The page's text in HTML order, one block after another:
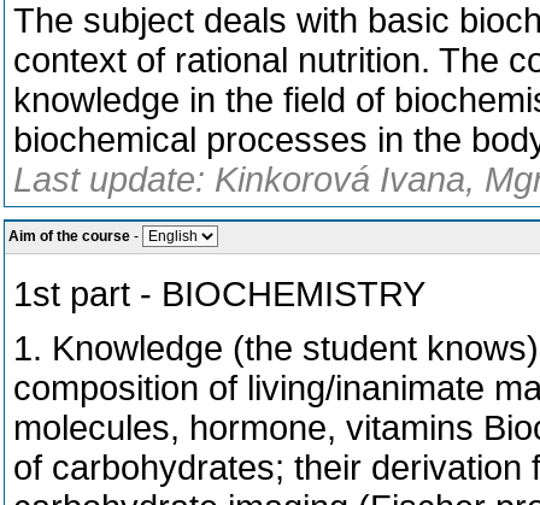
The subject deals with basic
context of rational nutrition. The
knowledge in the field of
biochemical processes in the
Last update: Kinkorová Ivana,
Aim of the course -
1st part - BIOCHEMISTRY
1. Knowledge (the student knows)
composition of living/inanimate
molecules, hormone, vitamins
of carbohydrates; their derivation